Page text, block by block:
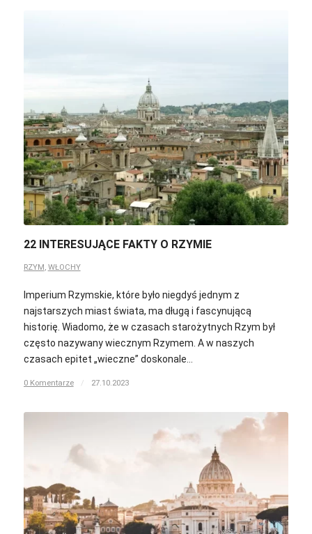
22 INTERESUJĄCE FAKTY O RZYMIE
RZYM, WŁOCHY
Imperium Rzymskie, które było niegdyś jednym z
najstarszych miast świata, ma długą i fascynującą
historię. Wiadomo, że w czasach starożytnych Rzym był
często nazywany wiecznym Rzymem. A w naszych
czasach epitet „wieczne” doskonale…
0 Komentarze / 27.10.2023